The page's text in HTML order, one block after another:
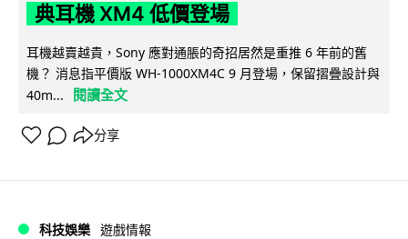
典耳機 XM4 低價登場
耳機越賣越貴，Sony 應對通脹的奇招居然是重推 6 年前的舊
機？ 消息指平價版 WH-1000XM4C 9 月登場，保留摺疊設計與
40m...
閱讀全文
分享
科技娛樂 遊戲情報